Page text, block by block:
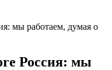
мы работаем, думая о
Россия: мы